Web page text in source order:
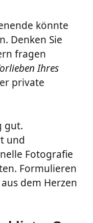
könnte
Denken Sie
fragen
Ihres
private
gut.
und
Fotografie
Formulieren
dem Herzen